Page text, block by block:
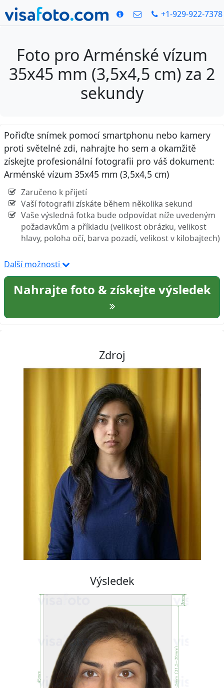
+1-929-922-7378
Foto pro Arménské vízum
35x45 mm (3,5x4,5 cm) za 2
sekundy
Pořiďte snímek pomocí smartphonu nebo kamery
proti světelné zdi, nahrajte ho sem a okamžitě
získejte profesionální fotografii pro váš dokument:
Arménské vízum 35x45 mm (3,5x4,5 cm)
Zaručeno k přijetí
Vaší fotografii získáte během několika sekund
Vaše výsledná fotka bude odpovídat níže uvedeným
požadavkům a příkladu (velikost obrázku, velikost
hlavy, poloha očí, barva pozadí, velikost v kilobajtech)
Další možnosti
Nahrajte foto & získejte výsledek
Zdroj
Výsledek